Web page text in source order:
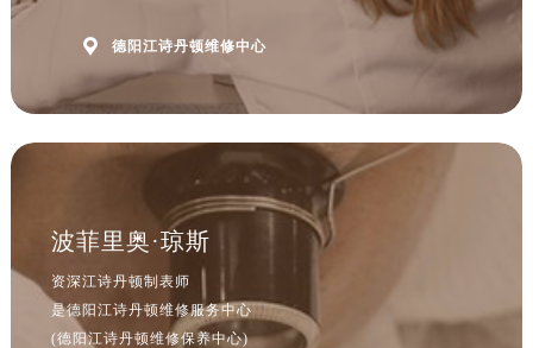
 德阳江诗丹顿维修中心
波菲里奥·琼斯
资深江诗丹顿制表师
是德阳江诗丹顿维修服务中心
(德阳江诗丹顿维修保养中心)